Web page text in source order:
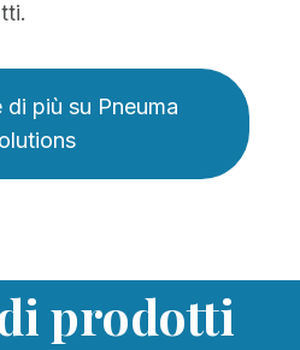
di più su Pneuma
prodotti